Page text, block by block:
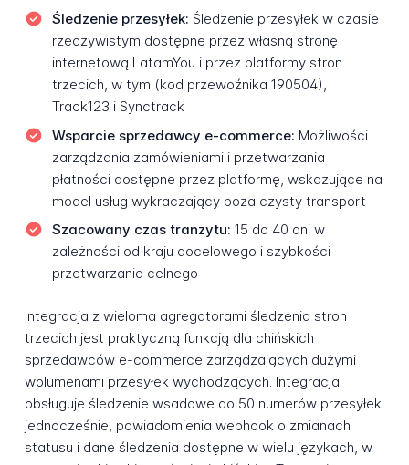
Śledzenie przesyłek: Śledzenie przesyłek w czasie
rzeczywistym dostępne przez własną stronę
internetową LatamYou i przez platformy stron
trzecich, w tym (kod przewoźnika 190504),
Track123 i Synctrack
Wsparcie sprzedawcy e-commerce: Możliwości
zarządzania zamówieniami i przetwarzania
płatności dostępne przez platformę, wskazujące na
model usług wykraczający poza czysty transport
Szacowany czas tranzytu: 15 do 40 dni w
zależności od kraju docelowego i szybkości
przetwarzania celnego
Integracja z wieloma agregatorami śledzenia stron
trzecich jest praktyczną funkcją dla chińskich
sprzedawców e-commerce zarządzających dużymi
wolumenami przesyłek wychodzących. Integracja
obsługuje śledzenie wsadowe do 50 numerów przesyłek
jednocześnie, powiadomienia webhook o zmianach
statusu i dane śledzenia dostępne w wielu językach, w